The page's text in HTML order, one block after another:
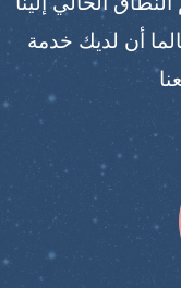
أن لديك خدمة